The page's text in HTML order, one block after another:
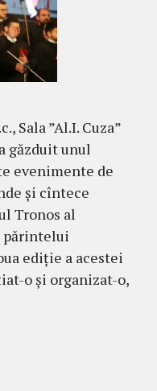
Sala ”Al.I. Cuza”
găzduit unul
evenimente de
și cîntece
Tronos al
părintelui
ediție a acestei
o și organizat-o,